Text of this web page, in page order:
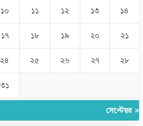
১০ ১১ ১২ ১৩ ১৪
১৭ ১৮ ১৯ ২০ ২১
২৪ ২৫ ২৬ ২৭ ২৮
৩১
সেপ্টেম্বর »